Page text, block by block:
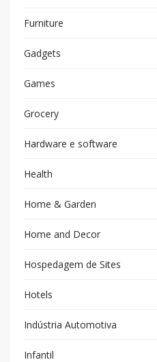
Furniture
Gadgets
Games
Grocery
Hardware e software
Health
Home & Garden
Home and Decor
Hospedagem de Sites
Hotels
Indústria Automotiva
Infantil